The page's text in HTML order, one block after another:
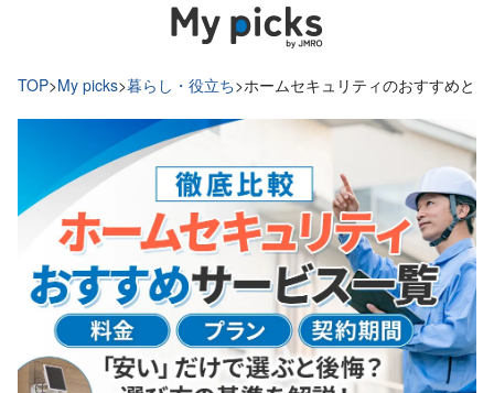
TOP>My picks>暮らし・役立ち>ホームセキュリティのおすすめと